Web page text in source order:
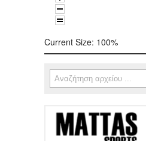
Current Size: 100%
Φόρμα αναζήτησης
Αναζήτηση